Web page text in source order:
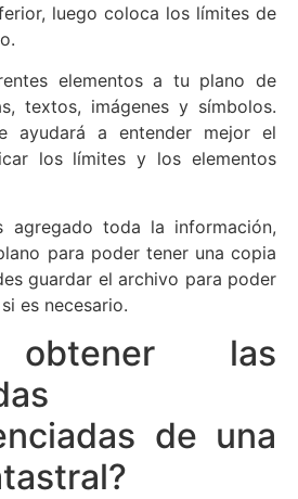
luego coloca los límites de
elementos a tu plano de
textos, imágenes y símbolos.
ayudará a entender mejor el
los límites y los elementos
agregado toda la información,
para poder tener una copia
guardar el archivo para poder
es necesario.
obtener las
de una